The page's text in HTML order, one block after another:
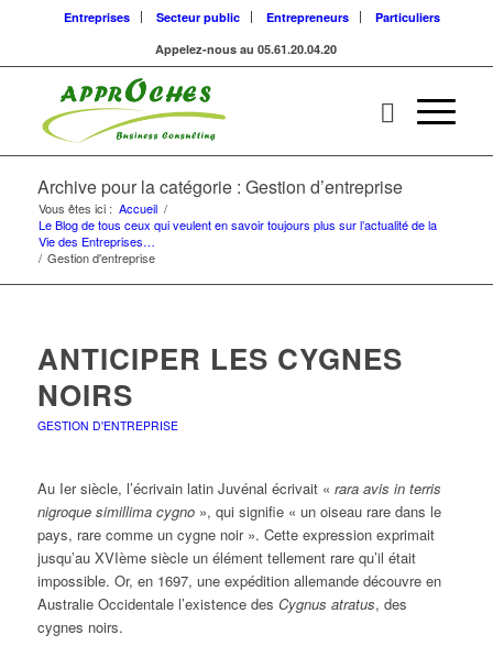
Entreprises Secteur public Entrepreneurs
Particuliers
Appelez-nous au 05.61.20.04.20
Archive pour la catégorie : Gestion d’entreprise
Vous êtes ici : Accueil /
Le Blog de tous ceux qui veulent en savoir toujours plus sur l’actualité de la
Vie des Entreprises…
/ Gestion d'entreprise
ANTICIPER LES CYGNES
NOIRS
GESTION D'ENTREPRISE
Au Ier siècle, l’écrivain latin Juvénal écrivait « rara avis in terris
nigroque simillima cygno», qui signifie « un oiseau rare dans le
pays, rare comme un cygne noir ». Cette expression exprimait
jusqu’au XVIème siècle un élément tellement rare qu’il était
impossible. Or, en 1697, une expédition allemande découvre en
Australie Occidentale l’existence des Cygnus atratus, des
cygnes noirs.